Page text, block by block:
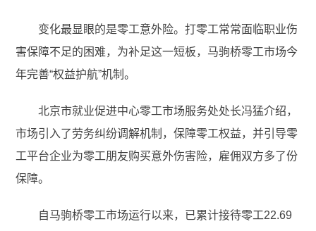
变化最显眼的是零工意外险。打零工常常面临职业伤
害保障不足的困难，为补足这一短板，马驹桥零工市场今
年完善“权益护航”机制。
北京市就业促进中心零工市场服务处处长冯猛介绍，
市场引入了劳务纠纷调解机制，保障零工权益，并引导零
工平台企业为零工朋友购买意外伤害险，雇佣双方多了份
保障。
自马驹桥零工市场运行以来，已累计接待零工22.69